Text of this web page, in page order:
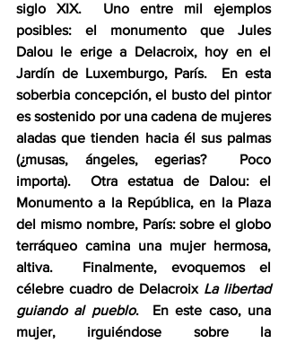
siglo XIX.  Uno entre mil ejemplos
posibles: el monumento que Jules
Dalou le erige a Delacroix, hoy en el
Jardín de Luxemburgo, París.  En esta
soberbia concepción, el busto del pintor
es sostenido por una cadena de mujeres
aladas que tienden hacia él sus palmas
(¿musas, ángeles, egerias?  Poco
importa).  Otra estatua de Dalou: el
Monumento a la República, en la Plaza
del mismo nombre, París: sobre el globo
terráqueo camina una mujer hermosa,
altiva.  Finalmente, evoquemos el
célebre cuadro de Delacroix La libertad
guiando al pueblo.  En este caso, una
mujer, irguiéndose sobre la